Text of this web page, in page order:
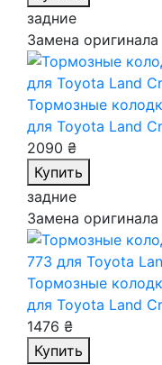
задние
Замена оригинала
Тормозные
для Toyota Land
2090 ₴
Купить
задние
Замена оригинала
Тормозные
для Toyota Land
1476 ₴
Купить